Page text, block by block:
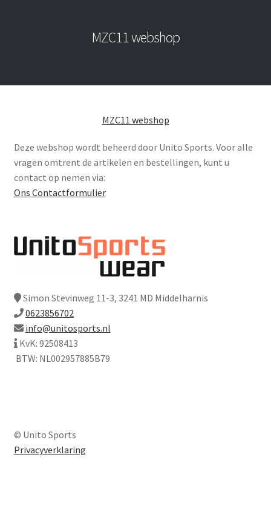
MZC11 webshop
MZC11 webshop
Deze webshop wordt beheerd door Unito Sports. Voor alle
vragen omtrent de artikelen en bestellingen, kunt u
contact op nemen via:
Ons Contactformulier
Simon Stevinweg 11-3, 3241 MD Middelharnis
0623856702
info@unitosports.nl
KvK: 92508413
BTW: NL002957885B79
© Unito Sports
Privacyverklaring